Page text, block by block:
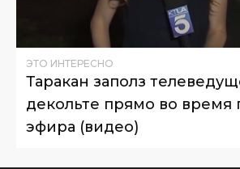
ЭТО ИНТЕРЕСНО
Таракан заполз
декольте прямо во время
эфира (видео)